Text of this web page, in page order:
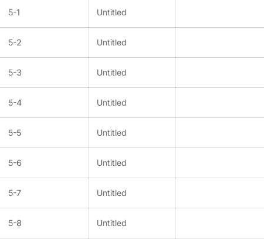
5-1 Untitled
5-2 Untitled
5-3 Untitled
5-4 Untitled
5-5 Untitled
5-6 Untitled
5-7 Untitled
5-8 Untitled